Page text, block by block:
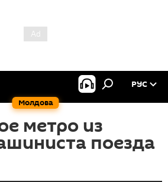
Молдова
РУС
метро из
поезда